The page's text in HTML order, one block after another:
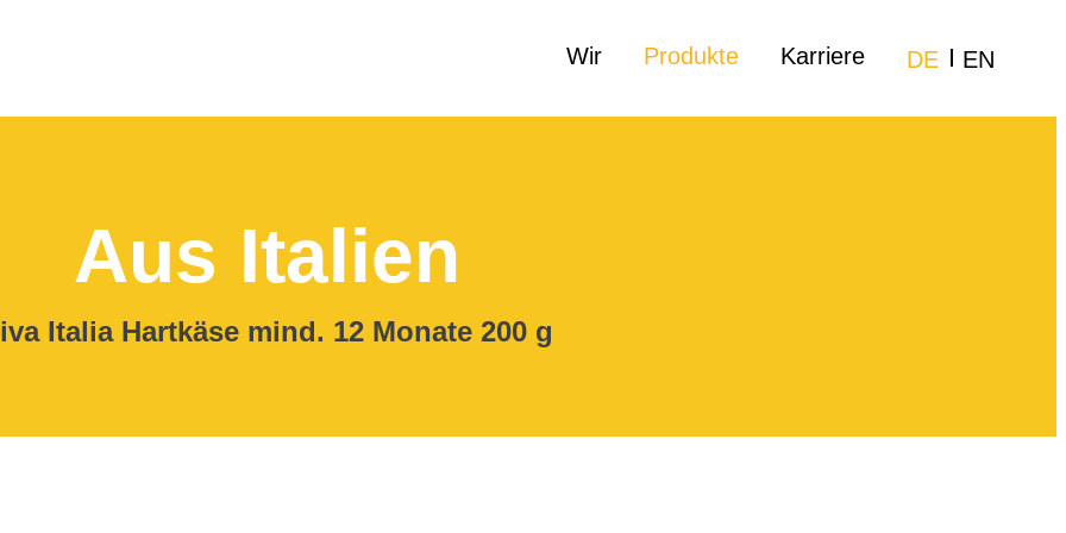
Wir Produkte Karriere DE EN
Aus Italien
Italia Hartkäse mind. 12 Monate 200 g